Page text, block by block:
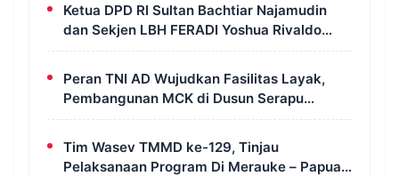
Ketua DPD RI Sultan Bachtiar Najamudin
dan Sekjen LBH FERADI Yoshua Rivaldo
Bahas Geopolitik dan Supremasi Hukum
Peran TNI AD Wujudkan Fasilitas Layak,
Pembangunan MCK di Dusun Serapu
Rampung Dikerjakan
Tim Wasev TMMD ke-129, Tinjau
Pelaksanaan Program Di Merauke – Papua